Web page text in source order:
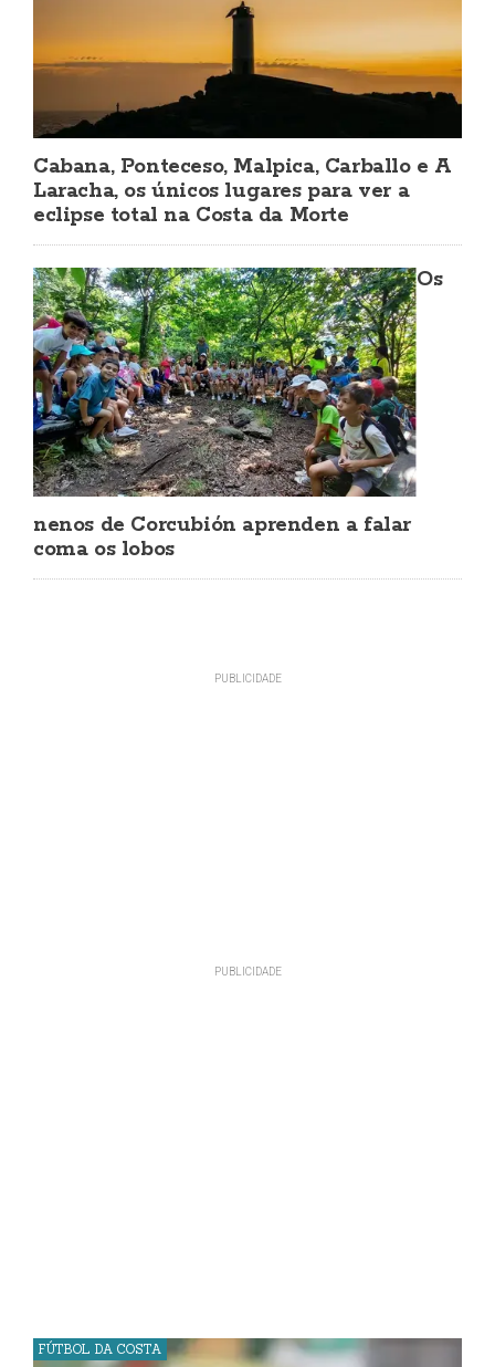
Cabana, Ponteceso, Malpica, Carballo e A
Laracha, os únicos lugares para ver a
eclipse total na Costa da Morte
Os
nenos de Corcubión aprenden a falar
coma os lobos
FÚTBOL DA COSTA